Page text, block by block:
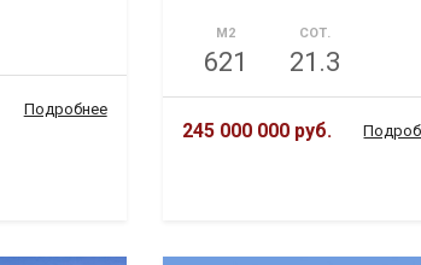
Подробнее
М2
621
СОТ.
21.3
245 000 000 руб.